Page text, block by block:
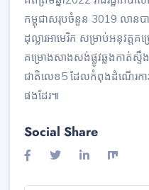
កម្ពុជាសរុបចំនួន 3019 លាន
ដុល្លារអាមេរិក សម្រាប់អនុវត្ត
គម្រោងសាងសង់ផ្លូវឆ្លងកាត់ស្
ជាតិលេខ5 ដែលកំពុងដំណើរការ
ផងដែរ៕
Social Share